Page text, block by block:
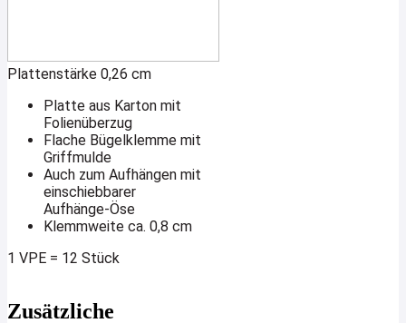
Plattenstärke 0,26 cm
Platte aus Karton mit
Folienüberzug
Flache Bügelklemme mit
Griffmulde
Auch zum Aufhängen mit
einschiebbarer
Aufhänge-Öse
Klemmweite ca. 0,8 cm
1 VPE = 12 Stück
Zusätzliche